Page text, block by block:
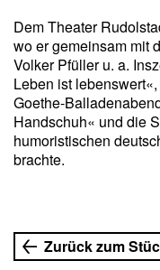
Dem Theater
wo er gemeinsam mit
Volker Pfüller u. a.
Leben ist
Goethe-
Handschuh« und die
humoristischen
brachte.
Zurück zum